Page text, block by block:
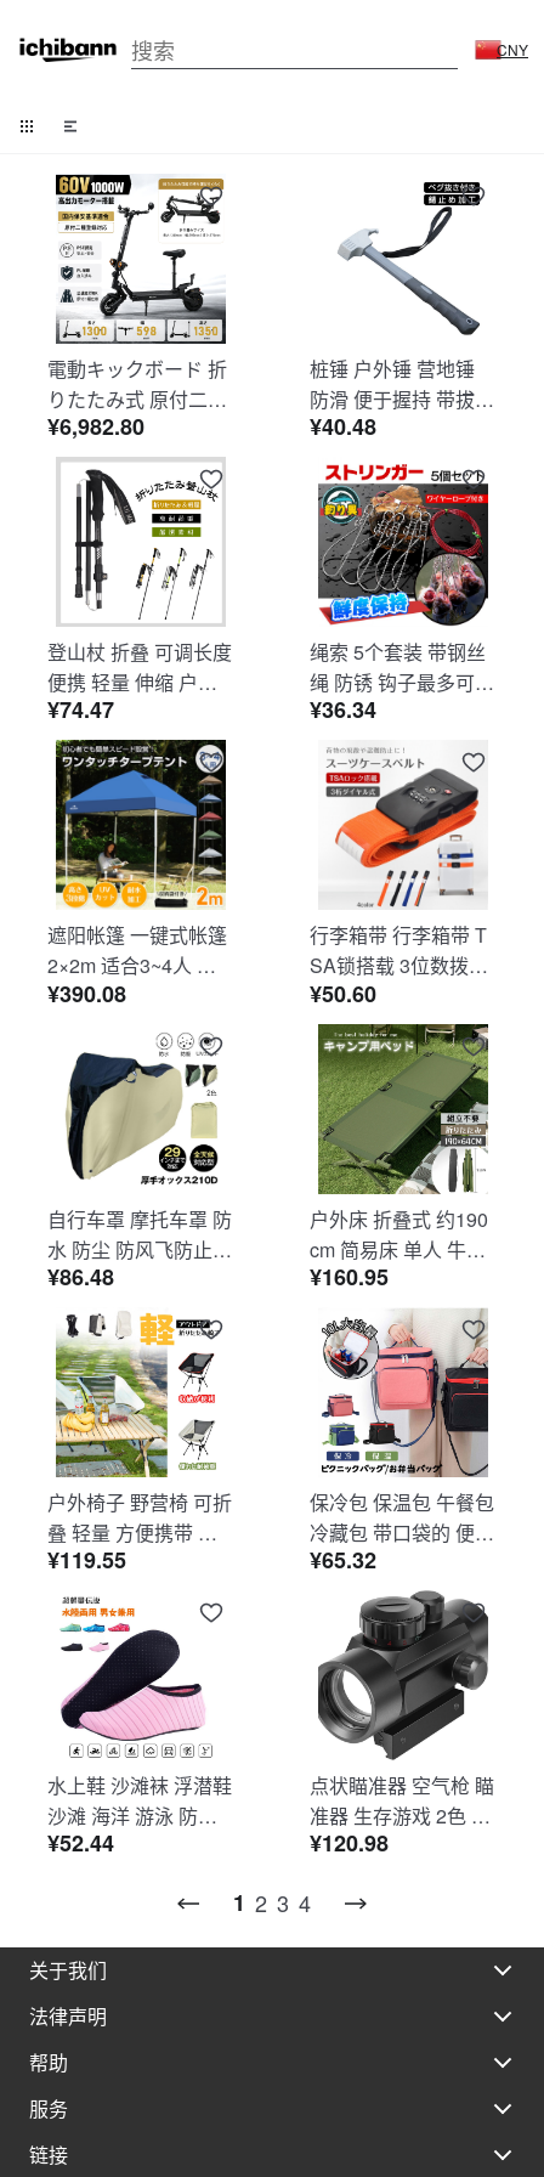
CNY
電動キックボード 折
りたたみ式 原付二種
仕様 公道走行OK 安
心安全 クッション付
きサドル 前後ライト
搭載 防水設計 高視認
性 小雨走行可能 長距
離走行 高出力モータ
ー 通学 通勤 急坂・
砂利道・山道対応 K4
-PRO
¥6,982.80
桩锤 户外锤 营地锤
防滑 便于握持 带拔桩
器 防锈处理 不易疲劳
适用于帐篷 遮阳篷 搭
建时 登山 露营 户外 a
d194
¥40.48
登山杖 折叠 可调长度
便携 轻量 伸缩 户外
徒步 远足 登山用 WB
-03
¥74.47
绳索 5个套装 带钢丝
绳 防锈 钩子最多可连
接5条鱼 渔具 钓鱼装
备 露营 水上运动 ad1
39
¥36.34
遮阳帐篷 一键式帐篷
2×2m 适合3~4人 附
带收纳袋 高度3档调
节 简易搭建 钢制框架
牛津布 遮阳 雨挡 防
虫 紫外线防护 中暑对
策 od629
¥390.08
行李箱带 行李箱带 T
SA锁搭载 3位数拨号
式 行李散落防止 盗窃
防止 可调节长度 带姓
名标签 海外旅行 国内
¥50.60
自行车罩 摩托车罩 防
水 防尘 防风飞防止扣
带收纳袋 UV防护 不
易破裂 耐磨性 厚款牛
津布210D 全天候适
用 适配29英寸 雨雪适
用 sg252
¥86.48
户外床 折叠式 约190
cm 简易床 单人 牛津
布 组装简单 耐重性高
便于携带 露营 应急床
VB-02
¥160.95
户外椅子 野营椅 可折
叠 轻量 方便携带 户
外 野营 钓鱼 登山 沙
滩 LB-02
¥119.55
保冷包 保温包 午餐包
冷藏包 带口袋的 便当
大容量 防水 手提 拎
包 肩背 户外 野外 野
餐 露营 NB-02
¥65.32
水上鞋 沙滩袜 浮潜鞋
沙滩 海洋 游泳 防滑
速干 透气性好 水陆两
¥52.44
点状瞄准器 空气枪 瞄
准器 生存游戏 2色 红
色/绿色五级调节 20m
头保护器 附带中文说
¥120.98
1 2 3 4
关于我们
法律声明
帮助
服务
链接